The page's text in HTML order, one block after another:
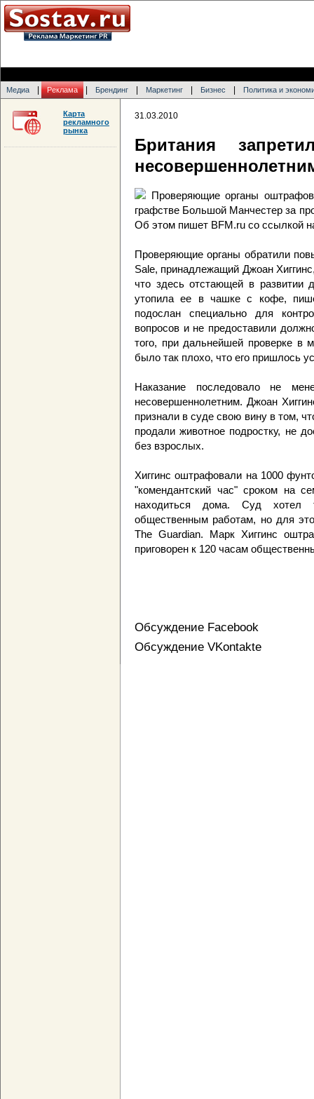
Медиа Реклама Брендинг Маркетинг Бизнес Политика и
31.03.2010
Британия
Проверяющие органы
графстве Большой Манчестер за
Об этом пишет BFM.ru со ссылкой
Проверяющие органы обратили
Sale, принадлежащий Джоан
что здесь отстающей в развитии
утопила ее в чашке с кофе,
подослан специально для
вопросов и не предоставили
того, при дальнейшей проверке в
было так плохо, что его пришлось
Наказание последовало не
несовершеннолетним. Джоан
признали в суде свою вину в том,
продали животное подростку, не
без взрослых.
Хиггинс оштрафовали на 1000
"комендантский час" сроком на
находиться дома. Суд хотел
общественным работам, но для
The Guardian. Марк Хиггинс
приговорен к 120 часам
Обсуждение Facebook
Обсуждение VKontakte
Карта
рекламного
рынка